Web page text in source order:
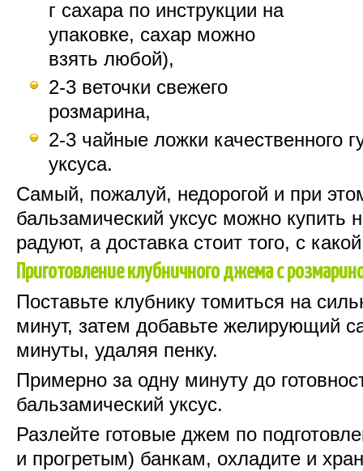
г сахара по инструкции на
упаковке, сахар можно
взять любой),
2-3 веточки свежего
розмарина,
2-3 чайные ложки качественного
уксуса.
Самый, пожалуй, недорогой и при
бальзамический уксус можно купить
радуют, а доставка стоит того, с
Приготовление клубничного джема с
Поставьте клубнику томиться на
минут, затем добавьте желирующий
минуты, удаляя пенку.
Примерно за одну минуту до
бальзамический уксус.
Разлейте готовые джем по
и прогретым) банкам, охладите и